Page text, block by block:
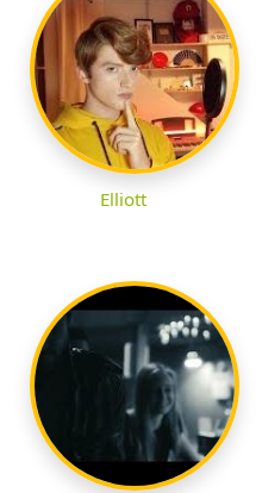
Elliott